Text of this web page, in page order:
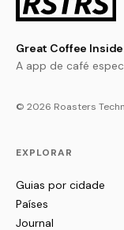
Great Coffee
A app de café
© 2026 Roasters
EXPLORAR
Guias por cidade
Países
Journal